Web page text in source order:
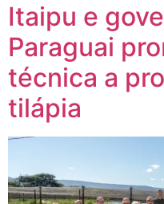
Itaipu e
Paraguai
técnica a
tilápia